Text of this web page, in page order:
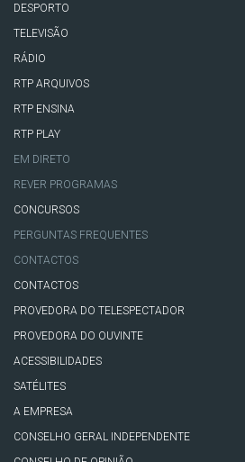
DESPORTO
TELEVISÃO
RÁDIO
RTP ARQUIVOS
RTP ENSINA
RTP PLAY
EM DIRETO
REVER PROGRAMAS
CONCURSOS
PERGUNTAS FREQUENTES
CONTACTOS
CONTACTOS
PROVEDORA DO TELESPECTADOR
PROVEDORA DO OUVINTE
ACESSIBILIDADES
SATÉLITES
A EMPRESA
CONSELHO GERAL INDEPENDENTE